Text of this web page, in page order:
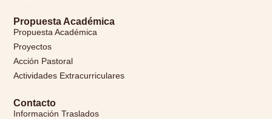
Propuesta Académica
Propuesta Académica
Proyectos
Acción Pastoral
Actividades Extracurriculares
Contacto
Información Traslados